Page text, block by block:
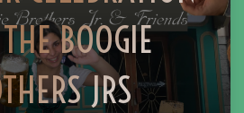
BOOGIE
JRS